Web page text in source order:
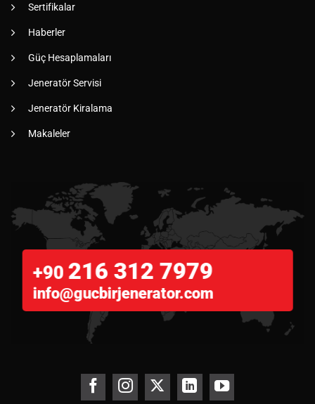
Sertifikalar
Haberler
Güç Hesaplamaları
Jeneratör Servisi
Jeneratör Kiralama
Makaleler
+90 216 312 7979
info@gucbirjenerator.com